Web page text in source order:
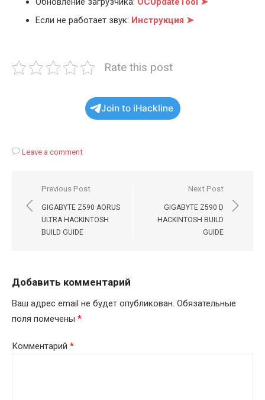
Если не работает звук: Инструкция ➤
Rate this post
Join to iHackline
Leave a comment
Навигация
по
записям
Previous Post
GIGABYTE Z590 AORUS
ULTRA HACKINTOSH
BUILD GUIDE
Next Post
GIGABYTE Z590 D
HACKINTOSH BUILD
GUIDE
Добавить комментарий
Ваш адрес email не будет опубликован. Обязательные
поля помечены *
Комментарий *